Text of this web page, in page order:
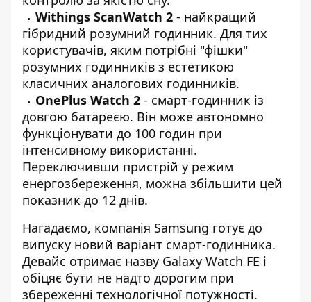
Withings ScanWatch 2 - найкращий
гібридний розумний годинник. Для тих
користувачів, яким потрібні "фішки"
розумних годинників з естетикою
класичних аналогових годинників.
OnePlus Watch 2 - смарт-годинник із
довгою батареєю. Він може автономно
функціонувати до 100 годин при
інтенсивному використанні.
Переключивши пристрій у режим
енергозбереження, можна збільшити цей
показник до 12 днів.
Нагадаємо, компанія Samsung готує до
випуску новий варіант смарт-годинника.
Девайс отримає назву Galaxy Watch FE і
обіцяє бути не надто дорогим при
збереженні технологічної потужності.